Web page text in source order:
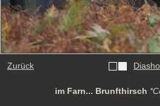
Zurück
im Farn... Brunfthirsch